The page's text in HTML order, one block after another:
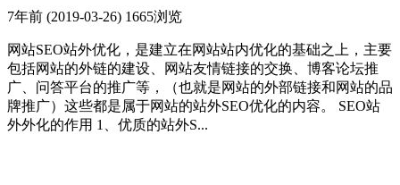
7年前 (2019-03-26) 1665浏览
网站SEO站外优化，是建立在网站站内优化的基础之上，主要
包括网站的外链的建设、网站友情链接的交换、博客论坛推
广、问答平台的推广等，（也就是网站的外部链接和网站的品
牌推广）这些都是属于网站的站外SEO优化的内容。 SEO站
外外化的作用 1、优质的站外S...